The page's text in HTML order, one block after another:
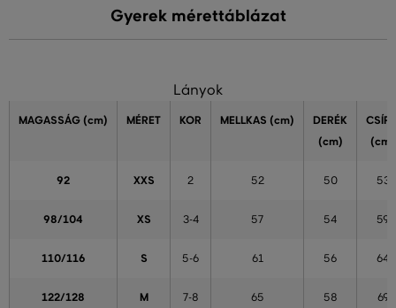
Gyerek mérettáblázat
Lányok
MAGASSÁG(cm) MÉRET KOR MELLKAS (cm)
DERÉK
(cm)
(cm)
92 XXS 2 52 50 53
98/104 XS 3-4 57 54 59
110/116 S 5-6 61 56 64
122/128 M 7-8 65 58 69